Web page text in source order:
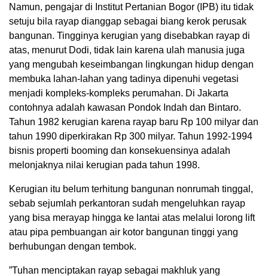
Namun, pengajar di Institut Pertanian Bogor (IPB) itu tidak
setuju bila rayap dianggap sebagai biang kerok perusak
bangunan. Tingginya kerugian yang disebabkan rayap di
atas, menurut Dodi, tidak lain karena ulah manusia juga
yang mengubah keseimbangan lingkungan hidup dengan
membuka lahan-lahan yang tadinya dipenuhi vegetasi
menjadi kompleks-kompleks perumahan. Di Jakarta
contohnya adalah kawasan Pondok Indah dan Bintaro.
Tahun 1982 kerugian karena rayap baru Rp 100 milyar dan
tahun 1990 diperkirakan Rp 300 milyar. Tahun 1992-1994
bisnis properti booming dan konsekuensinya adalah
melonjaknya nilai kerugian pada tahun 1998.
Kerugian itu belum terhitung bangunan nonrumah tinggal,
sebab sejumlah perkantoran sudah mengeluhkan rayap
yang bisa merayap hingga ke lantai atas melalui lorong lift
atau pipa pembuangan air kotor bangunan tinggi yang
berhubungan dengan tembok.
”Tuhan menciptakan rayap sebagai makhluk yang